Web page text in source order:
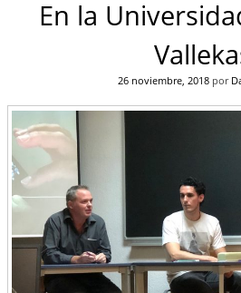
En la
26 noviembre, 2018 por